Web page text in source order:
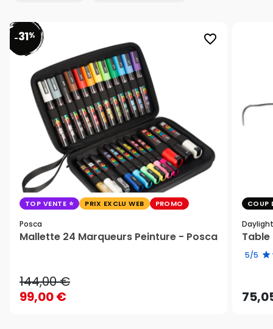
favorite_border
-31%
TOP VENTE PRIX EXCLU WEB PROMO
Posca
Mallette 24 Marqueurs Peinture - Posca
144,00 €
99,00 €
COUP
Daylight
Table
5/5